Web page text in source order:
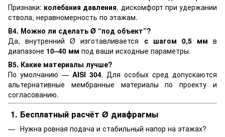
Признаки: колебания давления, дискомфорт при удержании
ствола, неравномерность по этажам.
В4. Можно ли сделать Ø “под объект”?
Да, внутренний Ø изготавливается с шагом 0,5 мм в
диапазоне 10–40 мм под ваши исходные параметры.
В5. Какие материалы лучше?
По умолчанию — AISI 304. Для особых сред допускаются
альтернативные мембранные материалы по проекту и
согласованию.
1. Бесплатный расчёт Ø диафрагмы
Нужна ровная подача и стабильный напор на этажах?